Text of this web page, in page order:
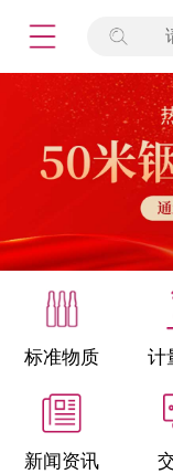
标准物质 计
新闻资讯
点击登录
标准物质
产品专项
微生物检测
定制标物
定制仪器